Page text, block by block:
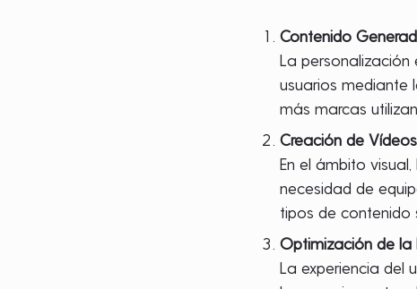
Contenido
La personalización
usuarios mediante
más marcas
Creación de
En el ámbito
necesidad de
tipos de contenido
Optimización de la
La experiencia del